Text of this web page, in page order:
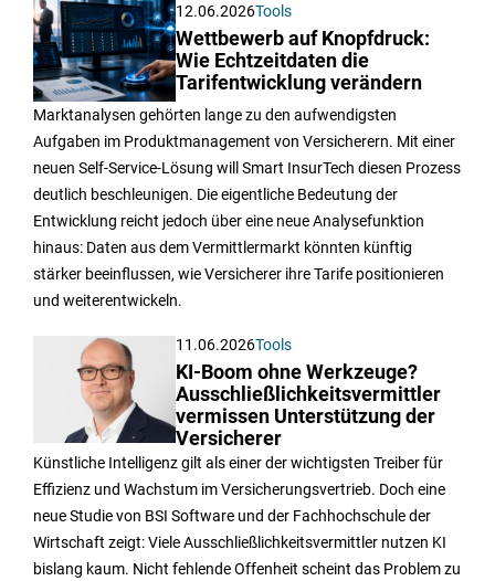
12.06.2026Tools
Wettbewerb auf Knopfdruck:
Wie Echtzeitdaten die
Tarifentwicklung verändern
Marktanalysen gehörten lange zu den aufwendigsten
Aufgaben im Produktmanagement von Versicherern. Mit einer
neuen Self-Service-Lösung will Smart InsurTech diesen Prozess
deutlich beschleunigen. Die eigentliche Bedeutung der
Entwicklung reicht jedoch über eine neue Analysefunktion
hinaus: Daten aus dem Vermittlermarkt könnten künftig
stärker beeinflussen, wie Versicherer ihre Tarife positionieren
und weiterentwickeln.
11.06.2026Tools
KI-Boom ohne Werkzeuge?
Ausschließlichkeitsvermittler
vermissen Unterstützung der
Versicherer
Künstliche Intelligenz gilt als einer der wichtigsten Treiber für
Effizienz und Wachstum im Versicherungsvertrieb. Doch eine
neue Studie von BSI Software und der Fachhochschule der
Wirtschaft zeigt: Viele Ausschließlichkeitsvermittler nutzen KI
bislang kaum. Nicht fehlende Offenheit scheint das Problem zu